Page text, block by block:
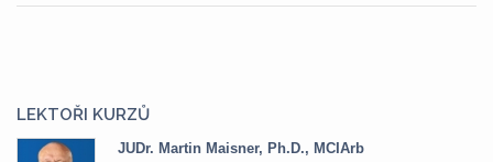
LEKTOŘI KURZŮ
JUDr. Martin Maisner, Ph.D., MCIArb